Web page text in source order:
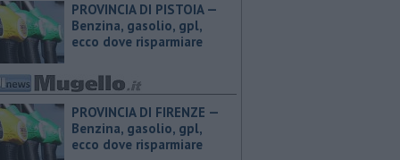
PROVINCIA DI PISTOIA — ​
Benzina, gasolio, gpl,
ecco dove risparmiare
PROVINCIA DI FIRENZE — ​
Benzina, gasolio, gpl,
ecco dove risparmiare